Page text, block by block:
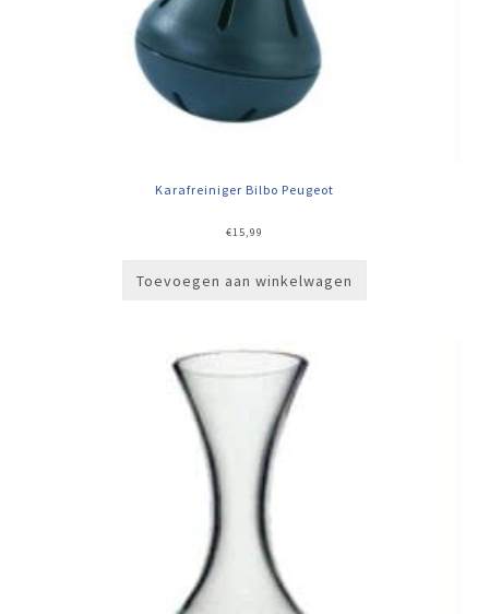
Karafreiniger Bilbo Peugeot
€15,99
Toevoegen aan winkelwagen